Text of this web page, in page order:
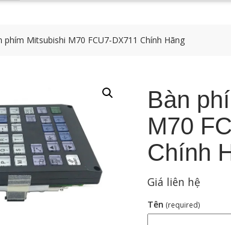
phím Mitsubishi M70 FCU7-DX711 Chính Hãng
Bàn
M70
Chính
Giá liên hệ
Tên (required)